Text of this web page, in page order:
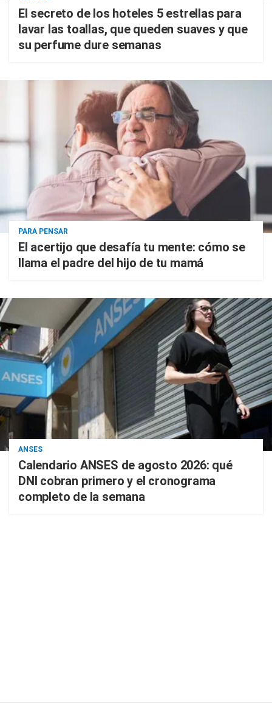
El secreto de los hoteles 5 estrellas para
lavar las toallas, que queden suaves y que
su perfume dure semanas
PARA PENSAR
El acertijo que desafía tu mente: cómo se
llama el padre del hijo de tu mamá
ANSES
Calendario ANSES de agosto 2026: qué
DNI cobran primero y el cronograma
completo de la semana